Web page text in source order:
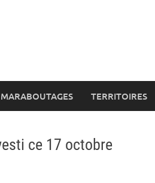
MARABOUTAGES TERRITOIRES
ce 17 octobre